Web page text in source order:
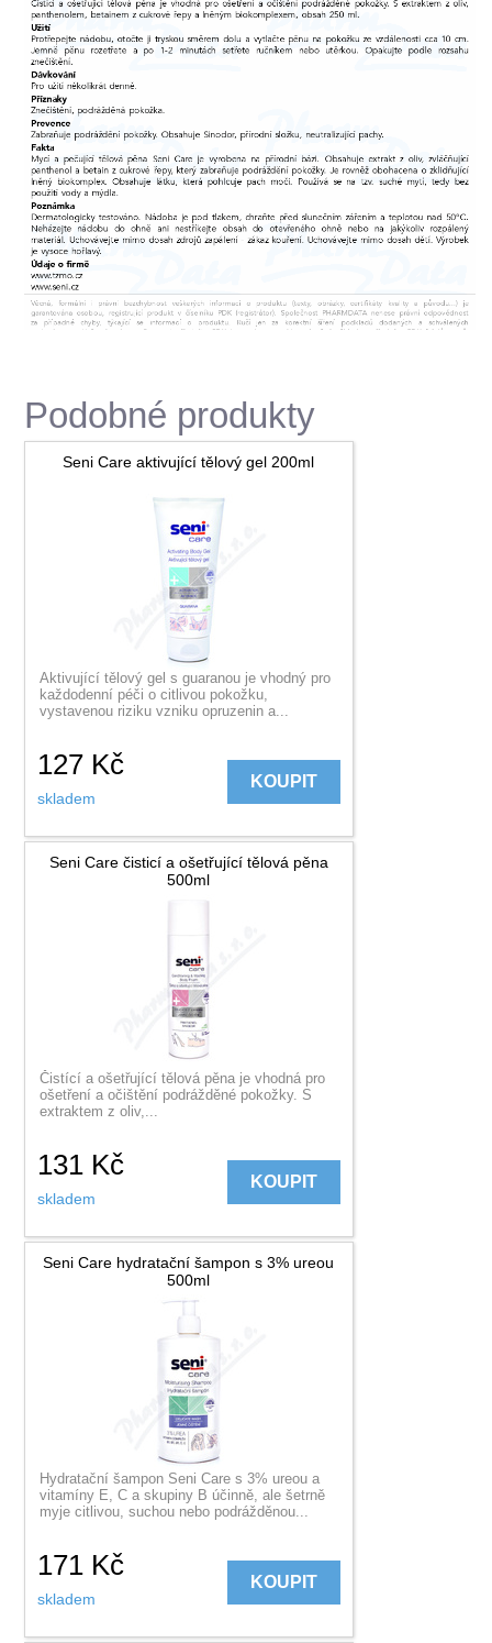
Podobné produkty
Seni Care aktivující tělový gel 200ml
Aktivující tělový gel s guaranou je vhodný pro
každodenní péči o citlivou pokožku,
vystavenou riziku vzniku opruzenin a...
127 Kč
skladem
KOUPIT
Seni Care čisticí a ošetřující tělová pěna
500ml
Čistící a ošetřující tělová pěna je vhodná pro
ošetření a očištění podrážděné pokožky. S
extraktem z oliv,...
131 Kč
skladem
KOUPIT
Seni Care hydratační šampon s 3% ureou
500ml
Hydratační šampon Seni Care s 3% ureou a
vitamíny E, C a skupiny B účinně, ale šetrně
myje citlivou, suchou nebo podrážděnou...
171 Kč
skladem
KOUPIT